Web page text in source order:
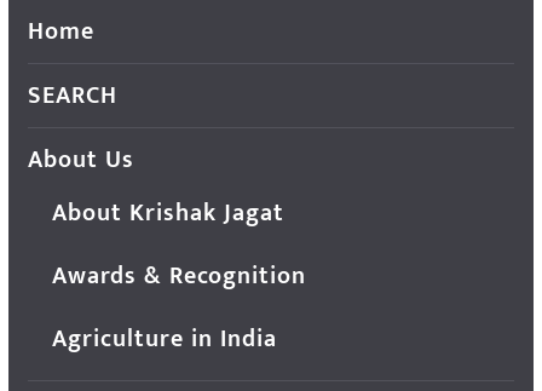
Home
SEARCH
About Us
About Krishak Jagat
Awards & Recognition
Agriculture in India